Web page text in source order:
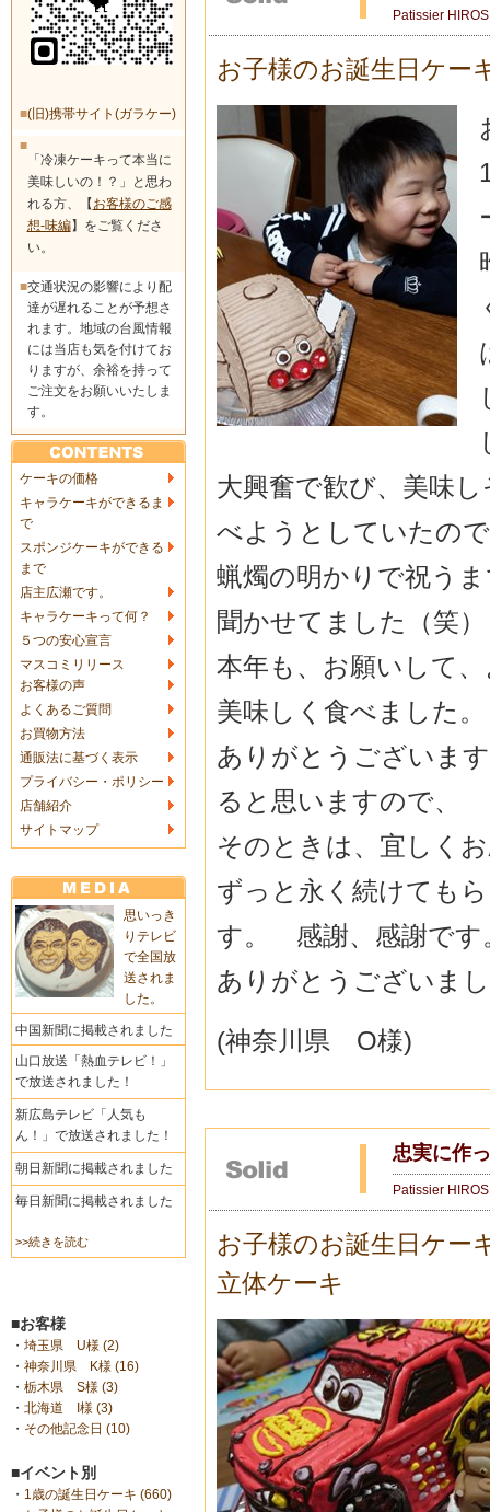
■(旧)携帯サイト(ガラケー)
■
「冷凍ケーキって本当に
美味しいの！？」と思わ
れる方、【 お客様のご感
想-味編】をご覧くださ
い。
■交通状況の影響により配
達が遅れることが予想さ
れます。地域の台風情報
には当店も気を付けてお
りますが、余裕を持って
ご注文をお願いいたしま
す。
ケーキの価格
キャラケーキができるま
で
スポンジケーキができる
まで
店主広瀬です。
キャラケーキって何？
５つの安心宣言
マスコミリリース
お客様の声
よくあるご質問
お買物方法
通販法に基づく表示
プライバシー・ポリシー
店舗紹介
サイトマップ
思いっき
りテレビ
で全国放
送されま
した。
中国新聞に掲載されました
山口放送「熱血テレビ！」
で放送されました！
新広島テレビ「人気も
ん！」で放送されました！
朝日新聞に掲載されました
毎日新聞に掲載されました
>>続きを読む
■お客様
・ 埼玉県 U様 (2)
・ 神奈川県 K様 (16)
・ 栃木県 S様 (3)
・ 北海道 I様 (3)
・ その他記念日 (10)
■イベント別
・ 1歳の誕生日ケーキ (660)
Patissier
お子様のお誕生日ケー
大興奮で歓び、美味
べようとしていたの
蝋燭の明かりで祝う
聞かせてました（笑）
本年も、お願いして
美味しく食べました。
ありがとうございま
ると思いますので、
そのときは、宜しく
ずっと永く続けても
す。 感謝、感謝です
ありがとうございま
(神奈川県 O様)
忠実に作
Patissier
お子様のお誕生日ケー
立体ケーキ